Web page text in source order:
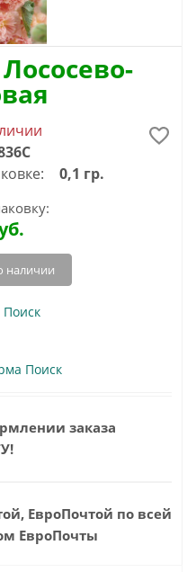
0,1 гр.
наличии
Поиск
заказа
ЕвроПочтой по всей
ЕвроПочты